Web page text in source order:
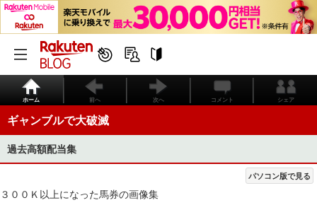
ホーム 前へ 次へ コメント シェア
ギャンブルで大破滅
過去高額配当集
パソコン版で見る
３００Ｋ以上になった馬券の画像集